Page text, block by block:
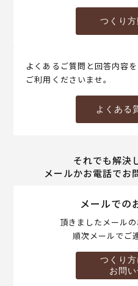
つくり
よくあるご質問と回答内容
ご利用くださいませ。
よくある
それでも解決
メールかお電話でお
メールでの
頂きましたメールの
順次メールでご
つくり
お問